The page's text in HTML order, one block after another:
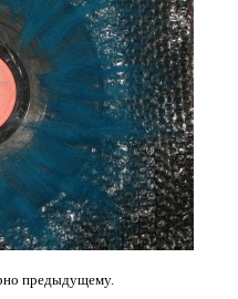
предыдущему.